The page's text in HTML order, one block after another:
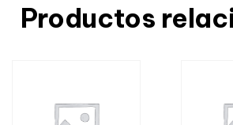
Productos